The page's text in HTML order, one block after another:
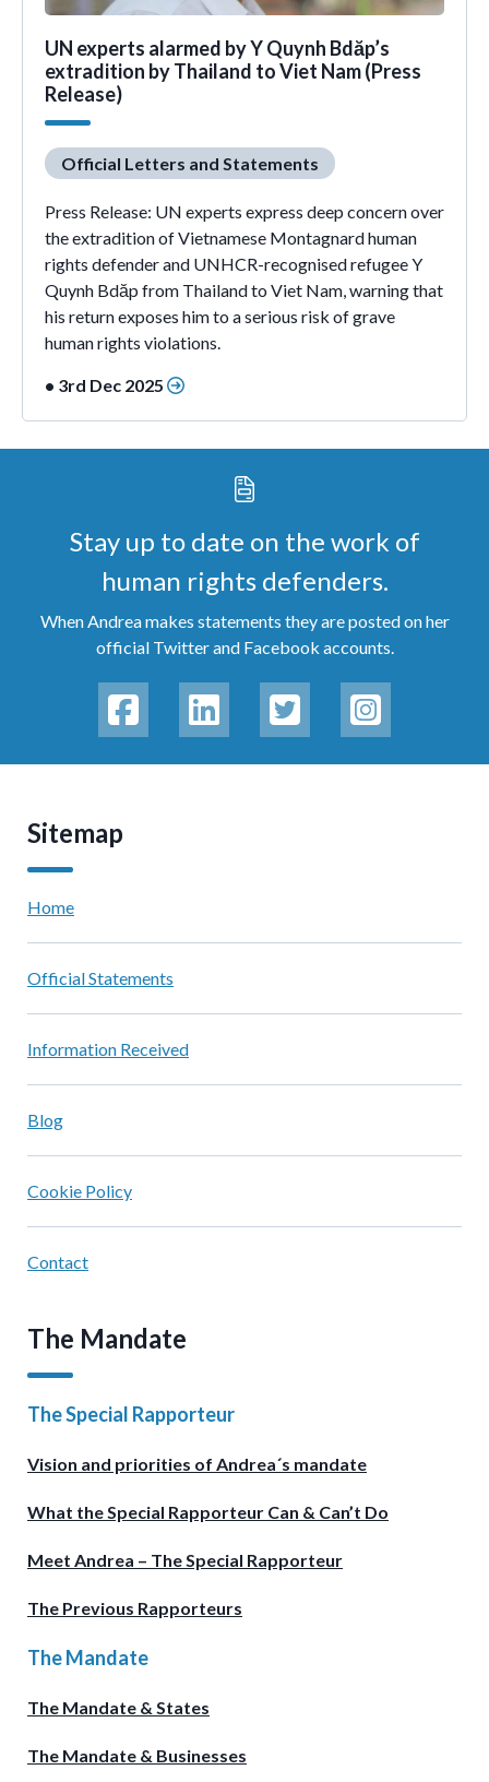
UN experts alarmed by Y Quynh Bdăp’s
extradition by Thailand to Viet Nam (Press
Release)
Official Letters and Statements
Press Release: UN experts express deep concern over
the extradition of Vietnamese Montagnard human
rights defender and UNHCR-recognised refugee Y
Quynh Bdăp from Thailand to Viet Nam, warning that
his return exposes him to a serious risk of grave
human rights violations.
• 3rd Dec 2025
Stay up to date on the work of
human rights defenders.
When Andrea makes statements they are posted on her
official Twitter and Facebook accounts.
Sitemap
Home
Official Statements
Information Received
Blog
Cookie Policy
Contact
The Mandate
The Special Rapporteur
Vision and priorities of Andrea´s mandate
What the Special Rapporteur Can & Can’t Do
Meet Andrea – The Special Rapporteur
The Previous Rapporteurs
The Mandate
The Mandate & States
The Mandate & Businesses